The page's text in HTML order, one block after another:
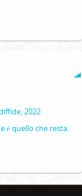
2022
è quello che resta.